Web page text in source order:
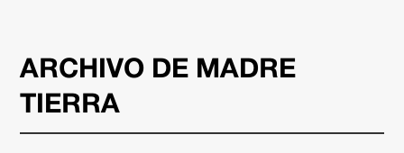
ARCHIVO DE MADRE
TIERRA